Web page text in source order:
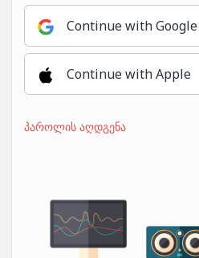
Continue with Google
Continue with Apple
პაროლის აღდგენა